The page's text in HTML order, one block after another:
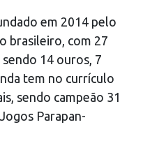
em 2014 pelo
brasileiro, com 27
14 ouros, 7
tem no currículo
sendo campeão 31
Parapan-